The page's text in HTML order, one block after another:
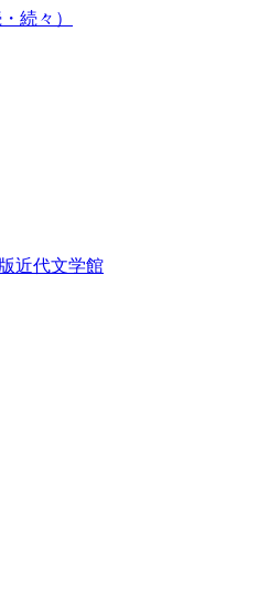
続々）
近代文学館